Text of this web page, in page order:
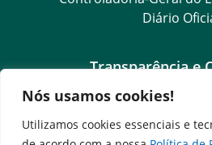
Nós usamos cookies!
Utilizamos cookies essenciais e
Diário
Transparência e
LGPD
Goiás